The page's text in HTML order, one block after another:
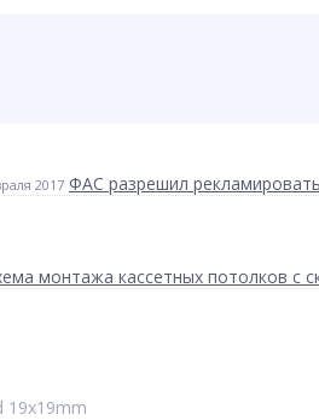
2017 ФАС разрешил
монтажа кассетных потолков с
19x19mm